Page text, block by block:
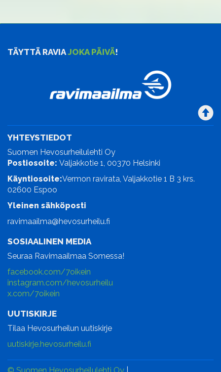
TÄYTTÄ RAVIAJOKA PÄIVÄ!
YHTEYSTIEDOT
Suomen Hevosurheilulehti Oy
Postiosoite: Valjakkotie 1, 00370 Helsinki
Käyntiosoite:Vermon ravirata, Valjakkotie 1 B 3 krs.
02600 Espoo
Yleinen sähköposti
ravimaailma@hevosurheilu.fi
SOSIAALINEN MEDIA
Seuraa Ravimaailmaa Somessa!
facebook.com/7oikein
instagram.com/hevosurheilu
x.com/7oikein
UUTISKIRJE
Tilaa Hevosurheilun uutiskirje
uutiskirje.hevosurheilu.fi